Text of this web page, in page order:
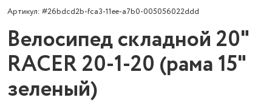
Артикул: #26bdcd2b-fca3-11ee-a7b0-005056022ddd
Велосипед складной 20"
RACER 20-1-20 (рама 15"
зеленый)